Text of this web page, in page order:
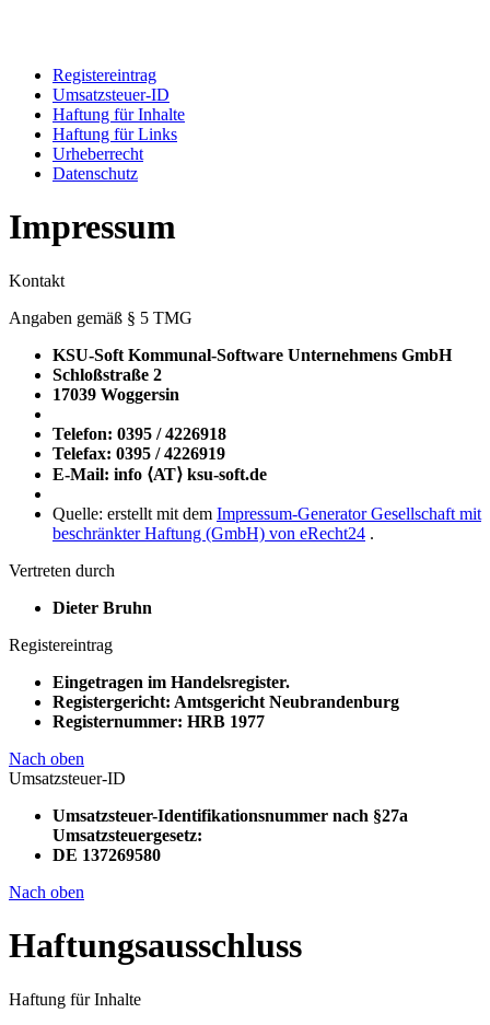
Registereintrag
Umsatzsteuer-ID
Haftung für Inhalte
Haftung für Links
Urheberrecht
Datenschutz
Impressum
Kontakt
Angaben gemäß § 5 TMG
KSU-Soft Kommunal-Software Unternehmens GmbH
Schloßstraße 2
17039 Woggersin
Telefon: 0395 / 4226918
Telefax: 0395 / 4226919
E-Mail: info ⟨ΑΤ⟩ ksu-soft.de
Quelle: erstellt mit dem Impressum-Generator Gesellschaft mit
beschränkter Haftung (GmbH) von eRecht24 .
Vertreten durch
Dieter Bruhn
Registereintrag
Eingetragen im Handelsregister.
Registergericht: Amtsgericht Neubrandenburg
Registernummer: HRB 1977
Nach oben
Umsatzsteuer-ID
Umsatzsteuer-Identifikationsnummer nach §27a
Umsatzsteuergesetz:
DE 137269580
Nach oben
Haftungsausschluss
Haftung für Inhalte